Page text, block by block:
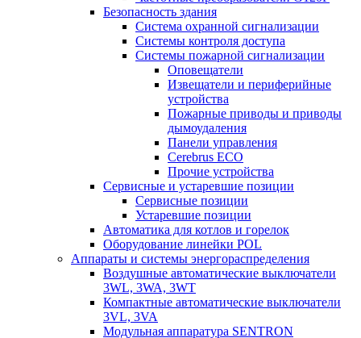
Безопасность здания
Система охранной сигнализации
Системы контроля доступа
Системы пожарной сигнализации
Оповещатели
Извещатели и периферийные
устройства
Пожарные приводы и приводы
дымоудаления
Панели управления
Cerebrus ECO
Прочие устройства
Сервисные и устаревшие позиции
Сервисные позиции
Устаревшие позиции
Автоматика для котлов и горелок
Оборудование линейки POL
Аппараты и системы энергораспределения
Воздушные автоматические выключатели
3WL, 3WA, 3WT
Компактные автоматические выключатели
3VL, 3VA
Модульная аппаратура SENTRON